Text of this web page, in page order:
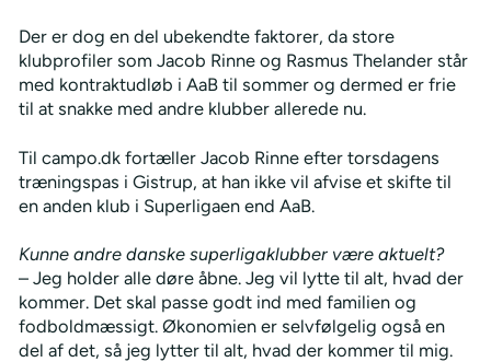
Der er dog en del ubekendte faktorer, da store
klubprofiler som Jacob Rinne og Rasmus Thelander står
med kontraktudløb i AaB til sommer og dermed er frie
til at snakke med andre klubber allerede nu.
Til campo.dk fortæller Jacob Rinne efter torsdagens
træningspas i Gistrup, at han ikke vil afvise et skifte til
en anden klub i Superligaen end AaB.
Kunne andre danske superligaklubber være aktuelt?
– Jeg holder alle døre åbne. Jeg vil lytte til alt, hvad der
kommer. Det skal passe godt ind med familien og
fodboldmæssigt. Økonomien er selvfølgelig også en
del af det, så jeg lytter til alt, hvad der kommer til mig.